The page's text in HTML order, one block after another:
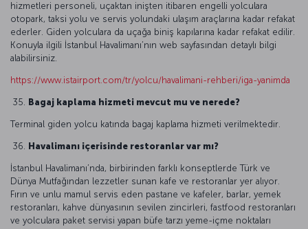
hizmetleri personeli, uçaktan inişten itibaren engelli yolculara
otopark, taksi yolu ve servis yolundaki ulaşım araçlarına kadar refakat
ederler. Giden yolculara da uçağa biniş kapılarına kadar refakat edilir.
Konuyla ilgili İstanbul Havalimanı’nın web sayfasından detaylı bilgi
alabilirsiniz.
https://www.istairport.com/tr/yolcu/havalimani-rehberi/iga-yanimda
Bagaj kaplama hizmeti mevcut mu ve nerede?
Terminal giden yolcu katında bagaj kaplama hizmeti verilmektedir.
Havalimanı içerisinde restoranlar var mı?
İstanbul Havalimanı’nda, birbirinden farklı konseptlerde Türk ve
Dünya Mutfağından lezzetler sunan kafe ve restoranlar yer alıyor.
Fırın ve unlu mamul servis eden pastane ve kafeler, barlar, yemek
restoranları, kahve dünyasının sevilen zincirleri, fastfood restoranları
ve yolculara paket servisi yapan büfe tarzı yeme-içme noktaları